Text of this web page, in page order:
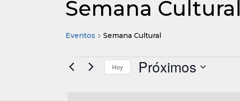
Semana Cultural
Eventos Semana Cultural
Eventos
Hoy Próximos